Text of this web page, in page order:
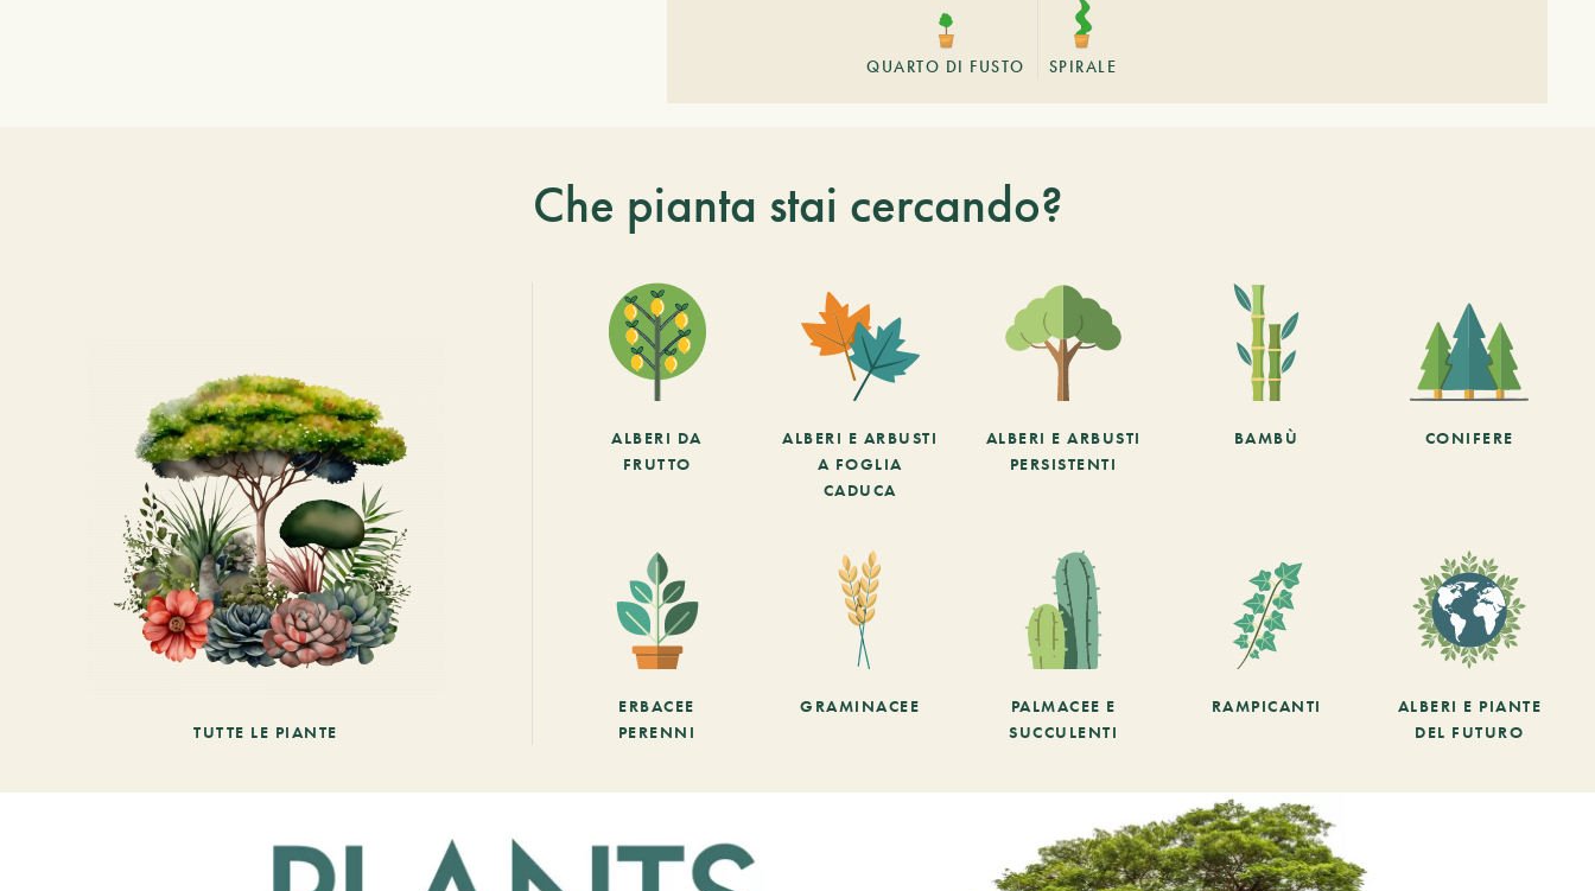
QUARTO DI FUSTO SPIRALE
Che pianta stai cercando?
TUTTE LE PIANTE
ALBERI DA
FRUTTO
ALBERI E ARBUSTI
A FOGLIA
CADUCA
ALBERI E ARBUSTI
PERSISTENTI
BAMBÙ CONIFERE
ERBACEE
PERENNI
GRAMINACEE
PALMACEE E
SUCCULENTI
RAMPICANTI
ALBERI E PIANTE
DEL FUTURO